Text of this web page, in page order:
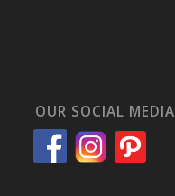
OUR SOCIAL MEDIA